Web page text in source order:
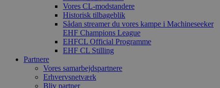
Vores CL-modstandere
Historisk tilbageblik
Sådan streamer du vores kampe i Machineseeker
EHF Champions League
EHFCL Official Programme
EHF CL Stilling
Partnere
Vores samarbejdspartnere
Erhvervsnetværk
Bliv partner